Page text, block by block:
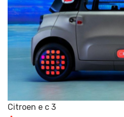
Citroen e c 3